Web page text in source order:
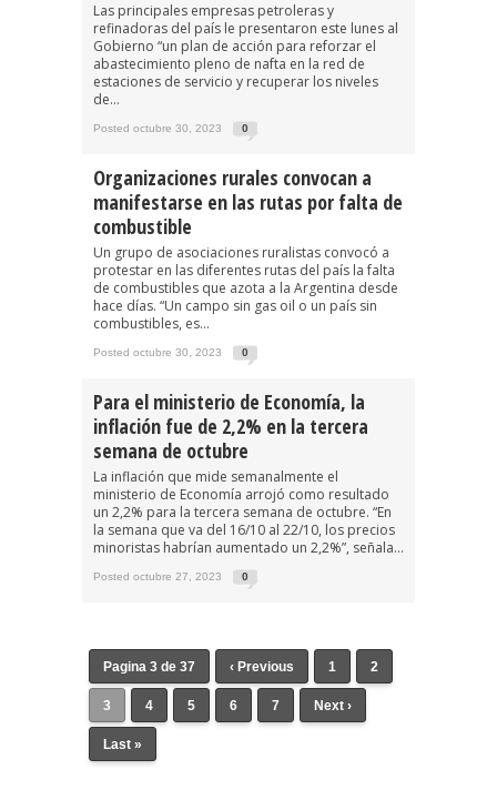
Las principales empresas petroleras y
refinadoras del país le presentaron este lunes al
Gobierno “un plan de acción para reforzar el
abastecimiento pleno de nafta en la red de
estaciones de servicio y recuperar los niveles
de...
Posted octubre 30, 2023 0
Organizaciones rurales convocan a
manifestarse en las rutas por falta de
combustible
Un grupo de asociaciones ruralistas convocó a
protestar en las diferentes rutas del país la falta
de combustibles que azota a la Argentina desde
hace días. “Un campo sin gas oil o un país sin
combustibles, es...
Posted octubre 30, 2023 0
Para el ministerio de Economía, la
inflación fue de 2,2% en la tercera
semana de octubre
La inflación que mide semanalmente el
ministerio de Economía arrojó como resultado
un 2,2% para la tercera semana de octubre. “En
la semana que va del 16/10 al 22/10, los precios
minoristas habrían aumentado un 2,2%”, señala...
Posted octubre 27, 2023 0
Pagina 3 de 37 ‹ Previous 1 2
3 4 5 6 7 Next ›
Last »